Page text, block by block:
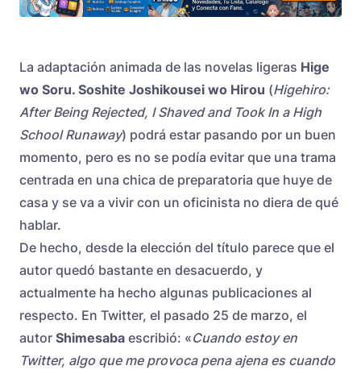
La adaptación animada de las novelas ligeras Hige
wo Soru. Soshite Joshikousei wo Hirou (Higehiro:
After Being Rejected, I Shaved and Took In a High
School Runaway) podrá estar pasando por un buen
momento, pero es no se podía evitar que una trama
centrada en una chica de preparatoria que huye de
casa y se va a vivir con un oficinista no diera de qué
hablar.
De hecho, desde la elección del título parece que el
autor quedó bastante en desacuerdo, y
actualmente ha hecho algunas publicaciones al
respecto. En Twitter, el pasado 25 de marzo, el
autor Shimesaba escribió: «Cuando estoy en
Twitter, algo que me provoca pena ajena es cuando